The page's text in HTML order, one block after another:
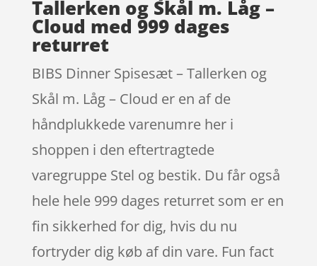
Tallerken og Skål m. Låg –
Cloud med 999 dages
returret
BIBS Dinner Spisesæt – Tallerken og
Skål m. Låg – Cloud er en af de
håndplukkede varenumre her i
shoppen i den eftertragtede
varegruppe Stel og bestik. Du får også
hele hele 999 dages returret som er en
fin sikkerhed for dig, hvis du nu
fortryder dig køb af din vare. Fun fact